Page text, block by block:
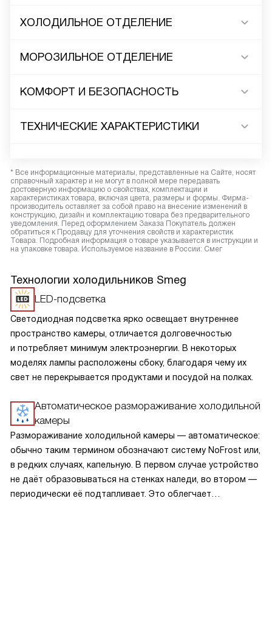
ХОЛОДИЛЬНОЕ ОТДЕЛЕНИЕ
МОРОЗИЛЬНОЕ ОТДЕЛЕНИЕ
КОМФОРТ И БЕЗОПАСНОСТЬ
ТЕХНИЧЕСКИЕ ХАРАКТЕРИСТИКИ
* Все информационные материалы, представленные на Сайте, носят
справочный характер и не могут в полной мере передавать
достоверную информацию о свойствах, комплектации и
характеристиках товара, включая цвета, размеры и формы. Фирма-
производитель оставляет за собой право на внесение изменений в
конструкцию, дизайн и комплектацию товара без предварительного
уведомления. Перед оформлением Заказа Покупатель должен
обратиться к Продавцу для уточнения свойств и характеристик
Товара. Подробная информация о товаре указывается в инструкции и
на упаковке товара. Используемое название в России: Смег
Технологии холодильников Smeg
LED-подсветка
Светодиодная подсветка ярко освещает внутреннее
пространство камеры, отличается долговечностью
и потребляет минимум электроэнергии. В некоторых
моделях лампы расположены сбоку, благодаря чему их
свет не перекрывается продуктами и посудой на полках.
Автоматическое размораживание холодильной
камеры
Размораживание холодильной камеры — автоматическое:
обычно таким термином обозначают систему NoFrost или,
в редких случаях, капельную. В первом случае устройство
не даёт образовываться на стенках наледи, во втором —
периодически её подтапливает. Это облегчает